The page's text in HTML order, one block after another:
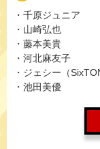
・千原ジュニア
・山崎弘也
・藤本美貴
・河北麻友子
・ジェシー（
・池田美優